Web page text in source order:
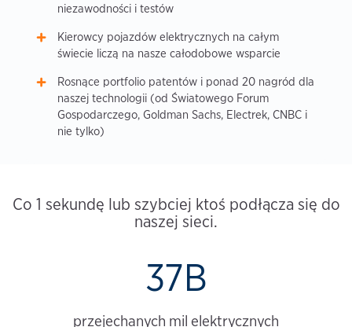
niezawodności i testów
Kierowcy pojazdów elektrycznych na całym
świecie liczą na nasze całodobowe wsparcie
Rosnące portfolio patentów i ponad 20 nagród dla
naszej technologii (od Światowego Forum
Gospodarczego, Goldman Sachs, Electrek, CNBC i
nie tylko)
Co 1 sekundę lub szybciej ktoś podłącza się do
naszej sieci.
37B
przejechanych mil elektrycznych